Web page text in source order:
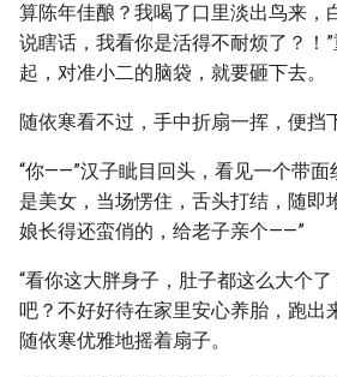
算陈年佳酿？我喝了口里淡出鸟来，
说瞎话，我看你是活得不耐烦了？！
起，对准小二的脑袋，就要砸下去。
随依寒看不过，手中折扇一挥，便挡
“你——”汉子眦目回头，看见一个带
是美女，当场愣住，舌头打结，随即
娘长得还蛮俏的，给老子亲个——”
“看你这大胖身子，肚子都这么大个
吧？不好好待在家里安心养胎，跑出
随依寒优雅地摇着扇子。